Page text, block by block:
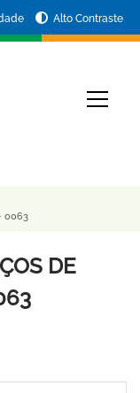
Alto Contraste
0063
DE